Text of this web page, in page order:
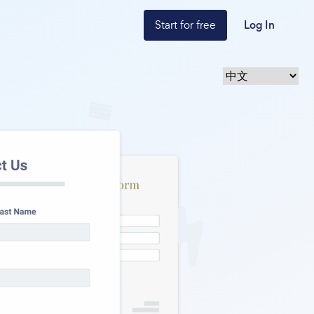
Start for free Log In